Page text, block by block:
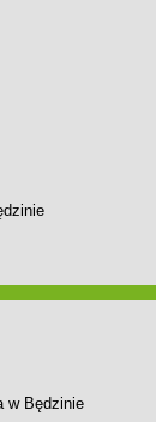
w Będzinie